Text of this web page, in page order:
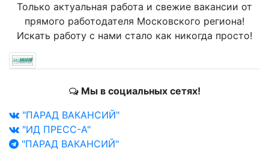
Только актуальная работа и свежие вакансии от
прямого работодателя Московского региона!
Искать работу с нами стало как никогда просто!
Мы в социальных сетях!
"ПАРАД ВАКАНСИЙ"
"ИД ПРЕСС-А"
"ПАРАД ВАКАНСИЙ"